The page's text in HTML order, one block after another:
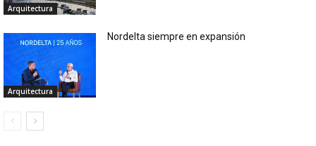
Arquitectura
Arquitectura
Nordelta siempre en expansión